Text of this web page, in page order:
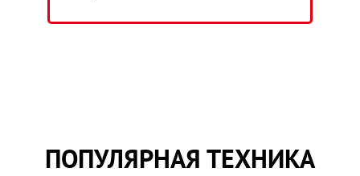
ПОПУЛЯРНАЯ ТЕХНИКА